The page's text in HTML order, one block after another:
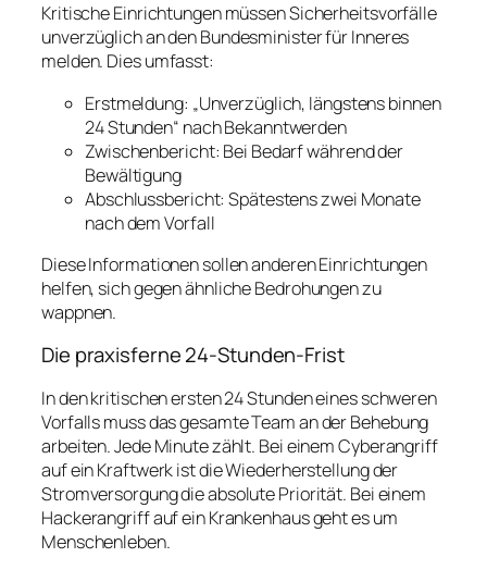
Kritische Einrichtungen müssen Sicherheitsvorfälle
unverzüglich an den Bundesminister für Inneres
melden. Dies umfasst:
Erstmeldung: „Unverzüglich, längstens binnen
24 Stunden“ nach Bekanntwerden
Zwischenbericht: Bei Bedarf während der
Bewältigung
Abschlussbericht: Spätestens zwei Monate
nach dem Vorfall
Diese Informationen sollen anderen Einrichtungen
helfen, sich gegen ähnliche Bedrohungen zu
wappnen.
Die praxisferne 24-Stunden-Frist
In den kritischen ersten 24 Stunden eines schweren
Vorfalls muss das gesamte Team an der Behebung
arbeiten. Jede Minute zählt. Bei einem Cyberangriff
auf ein Kraftwerk ist die Wiederherstellung der
Stromversorgung die absolute Priorität. Bei einem
Hackerangriff auf ein Krankenhaus geht es um
Menschenleben.